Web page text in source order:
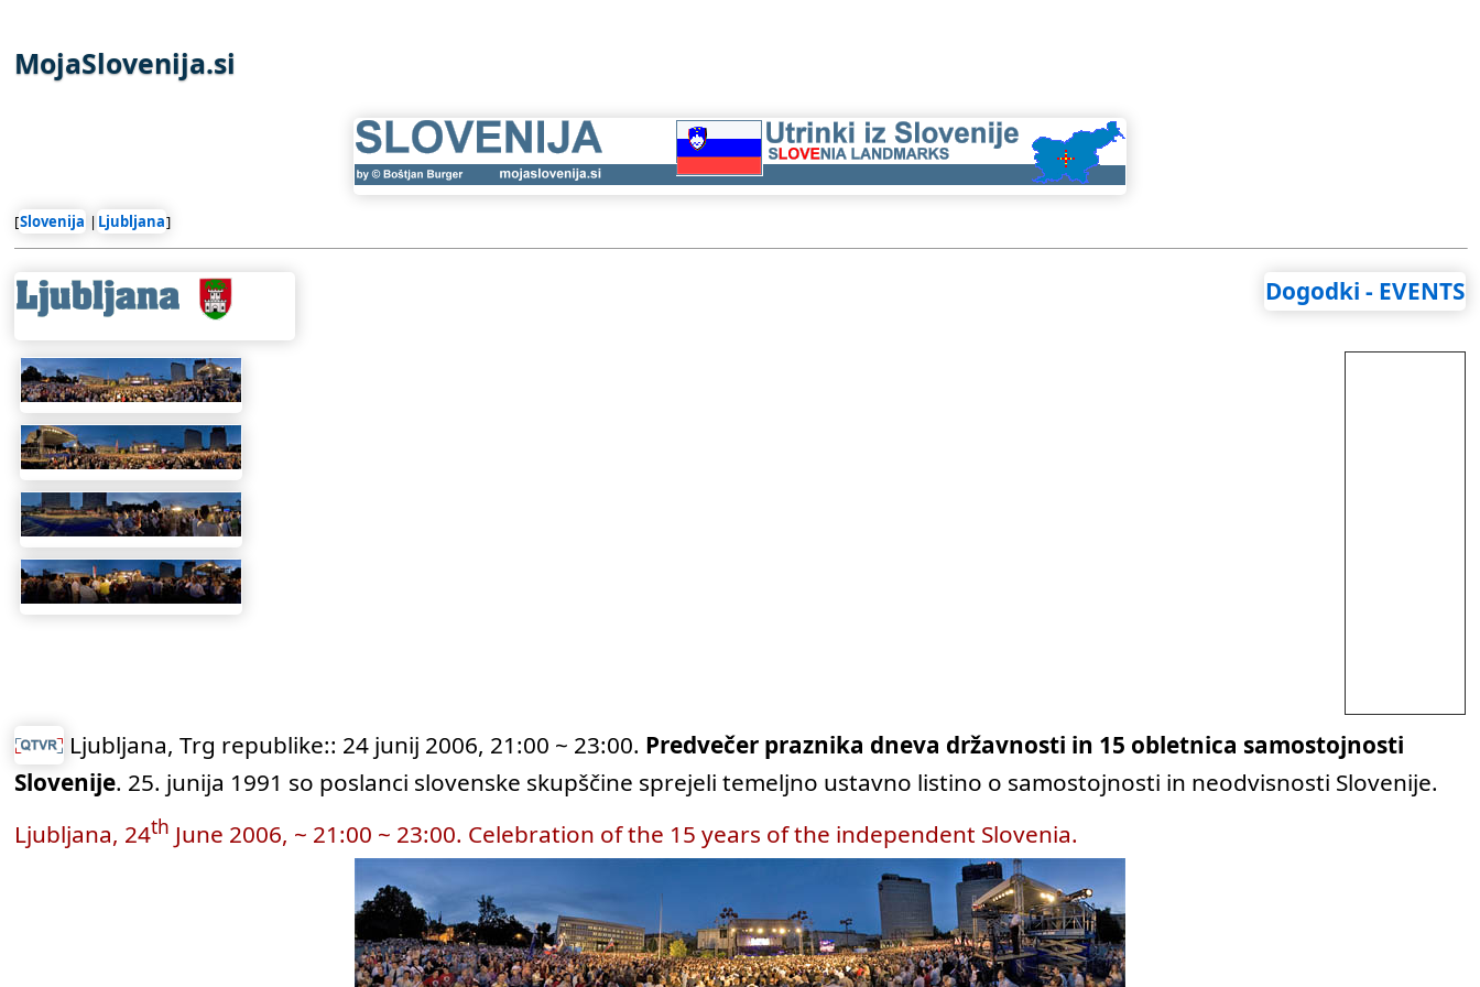
MojaSlovenija.si
[Slovenija | Ljubljana]
Dogodki - EVENTS
Ljubljana, Trg republike:: 24 junij 2006, 21:00 ~ 23:00. Predvečer praznika dneva državnosti in 15 obletnica samostojnosti
Slovenije. 25. junija 1991 so poslanci slovenske skupščine sprejeli temeljno ustavno listino o samostojnosti in neodvisnosti Slovenije.
Ljubljana, 24th June 2006, ~ 21:00 ~ 23:00. Celebration of the 15 years of the independent Slovenia.